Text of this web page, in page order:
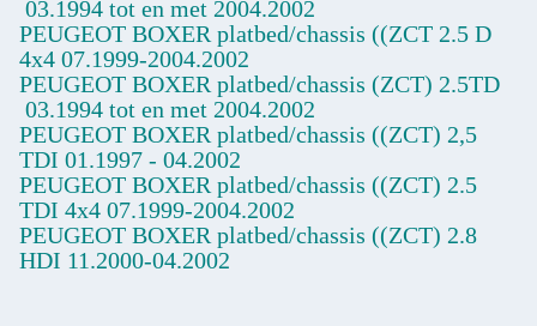
03.1994 tot en met 2004.2002
PEUGEOT BOXER platbed/chassis ((ZCT 2.5 D
4x4 07.1999-2004.2002
PEUGEOT BOXER platbed/chassis (ZCT) 2.5TD
03.1994 tot en met 2004.2002
PEUGEOT BOXER platbed/chassis ((ZCT) 2,5
TDI 01.1997 - 04.2002
PEUGEOT BOXER platbed/chassis ((ZCT) 2.5
TDI 4x4 07.1999-2004.2002
PEUGEOT BOXER platbed/chassis ((ZCT) 2.8
HDI 11.2000-04.2002